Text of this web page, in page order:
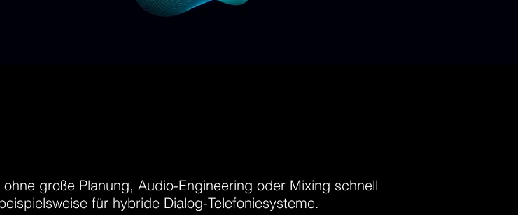
große Planung, Audio-Engineering oder Mixing schnell
für hybride Dialog-Telefoniesysteme.